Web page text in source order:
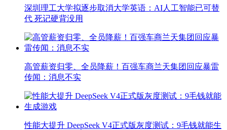
深圳理工大学拟逐步取消大学英语：AI人工智能已可替
代 死记硬背没用
高管薪资归零、全员降薪！百强车商兰天集团回应暴雷
传闻：消息不实
性能大提升 DeepSeek V4正式版灰度测试：9毛钱就能生